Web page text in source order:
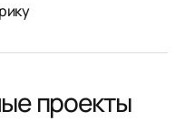
проекты